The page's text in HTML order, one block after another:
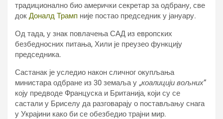
традиционално био амерички секретар за одбрану, све
док Доналд Трамп није постао председник у јануару.
Од тада, у знак повлачења САД из европских
безбедносних питања, Хили је преузео функцију
председника.
Састанак је уследио након сличног окупљања
министара одбране из 30 земаља у „коалицији вољних“
коју предводе Француска и Британија, који су се
састали у Бриселу да разговарају о постављању снага
у Украјини како би се обезбедио трајни мир.